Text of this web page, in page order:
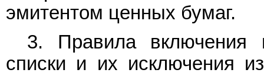
эмитентом ценных бумаг.
3. Правила включения
списки и их исключения